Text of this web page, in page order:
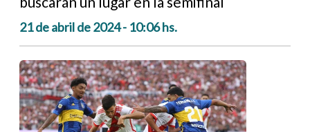
21 de abril de 2024 - 10:06 hs.